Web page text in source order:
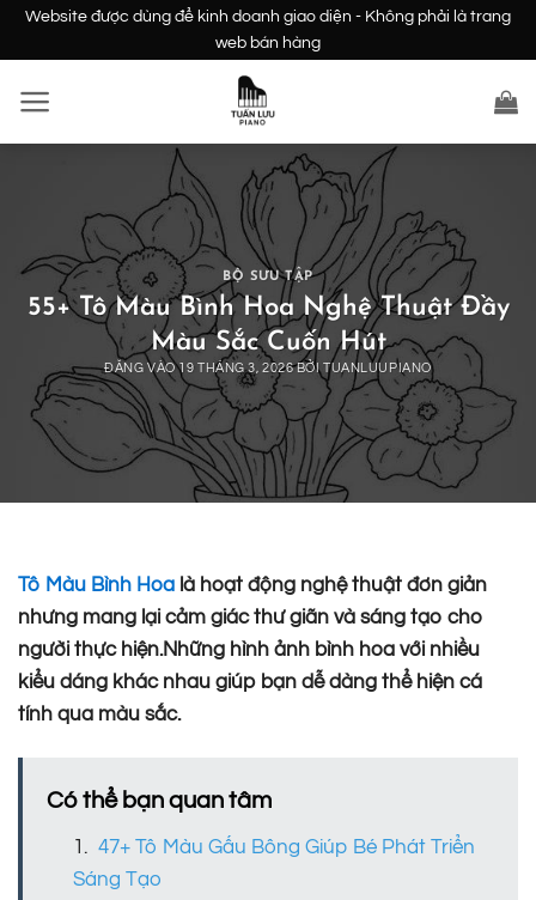
dung
Website được dùng để kinh doanh giao diện - Không phải là trang
web bán hàng
BỘ SƯU TẬP
55+ Tô Màu Bình Hoa Nghệ Thuật Đầy
Màu Sắc Cuốn Hút
ĐĂNG VÀO19 THÁNG 3, 2026 BỞITUANLUUPIANO
Tô Màu Bình Hoa là hoạt động nghệ thuật đơn giản
nhưng mang lại cảm giác thư giãn và sáng tạo cho
người thực hiện.Những hình ảnh bình hoa với nhiều
kiểu dáng khác nhau giúp bạn dễ dàng thể hiện cá
tính qua màu sắc.
Có thể bạn quan tâm
47+ Tô Màu Gấu Bông Giúp Bé Phát Triển
Sáng Tạo